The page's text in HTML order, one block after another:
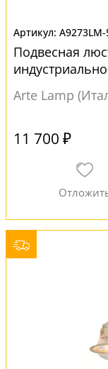
A9273LM-
Подвесная
Arte Lamp
11 700 ₽